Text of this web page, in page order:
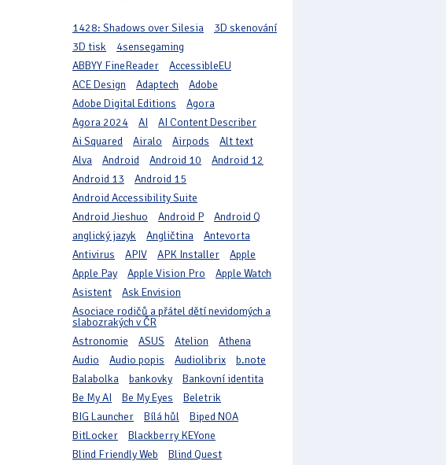
1428: Shadows over Silesia
3D skenování
3D tisk
4sensegaming
ABBYY FineReader
AccessibleEU
ACE Design
Adaptech
Adobe
Adobe Digital Editions
Agora
Agora 2024
AI
AI Content Describer
Ai Squared
Airalo Airpods
Alt text
Alva
Android Android 10
Android 12
Android 13
Android 15
Android Accessibility Suite
Android Jieshuo
Android P
Android Q
anglický jazyk
Angličtina
Antevorta
Antivirus
APIV APK Installer
Apple
Apple Pay
Apple Vision Pro
Apple Watch
Asistent
Ask Envision
Asociace rodičů a přátel dětí nevidomých a
slabozrakých v ČR
Astronomie
ASUS Atelion
Athena
Audio
Audio popis Audiolibrix
b.note
Balabolka
bankovky
Bankovní identita
Be My AI
Be My Eyes
Beletrik
BIG Launcher
Bílá hůl
Biped NOA
BitLocker
Blackberry KEYone
Blind Friendly Web
Blind Quest